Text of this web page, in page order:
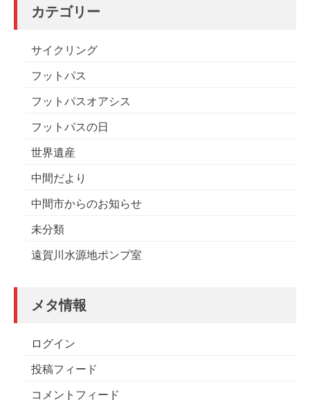
カテゴリー
サイクリング
フットパス
フットパスオアシス
フットパスの日
世界遺産
中間だより
中間市からのお知らせ
未分類
遠賀川水源地ポンプ室
メタ情報
ログイン
投稿フィード
コメントフィード